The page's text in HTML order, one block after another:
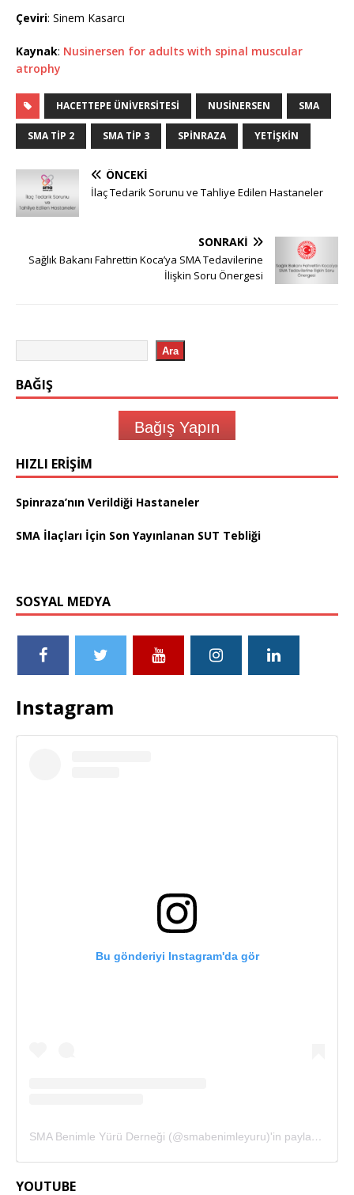
Çeviri: Sinem Kasarcı
Kaynak: Nusinersen for adults with spinal muscular
atrophy
HACETTEPE ÜNIVERSITESI NUSINERSEN SMA
SMA TIP 2 SMA TIP 3 SPINRAZA YETIŞKIN
ÖNCEKI
İlaç Tedarik Sorunu ve Tahliye Edilen Hastaneler
SONRAKI
Sağlık Bakanı Fahrettin Koca’ya SMA Tedavilerine
İlişkin Soru Önergesi
Ara
BAĞIŞ
Bağış Yapın
HIZLI ERIŞIM
Spinraza’nın Verildiği Hastaneler
SMA İlaçları İçin Son Yayınlanan SUT Tebliği
SOSYAL MEDYA
Instagram
Bu gönderiyi Instagram'da gör
SMA Benimle Yürü Derneği (@smabenimleyuru)'in paylaştığı bir gönderi
YOUTUBE